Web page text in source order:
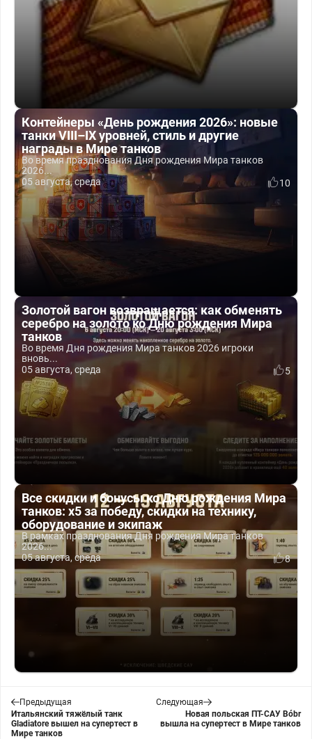
Контейнеры «День рождения 2026»: новые
танки VIII–IX уровней, стиль и другие
награды в Мире танков
Во время празднования Дня рождения Мира танков
2026...
05 августа, среда
10
Золотой вагон возвращается: как обменять
серебро на золото ко Дню рождения Мира
танков
Во время Дня рождения Мира танков 2026 игроки
вновь...
05 августа, среда
5
Все скидки и бонусы ко Дню рождения Мира
танков: x5 за победу, скидки на технику,
оборудование и экипаж
В рамках празднования Дня рождения Мира танков
2026...
05 августа, среда
8
Предыдущая
Итальянский тяжёлый танк
Gladiatore вышел на супертест в
Мире танков
Следующая
Новая польская ПТ-САУ Bóbr
вышла на супертест в Мире танков